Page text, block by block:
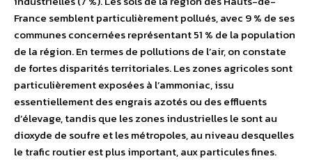
France semblent particulièrement pollués, avec 9 % de ses
communes concernées représentant 51 % de la population
de la région. En termes de pollutions de l’air, on constate
de fortes disparités territoriales. Les zones agricoles sont
particulièrement exposées à l’ammoniac, issu
essentiellement des engrais azotés ou des effluents
d’élevage, tandis que les zones industrielles le sont au
dioxyde de soufre et les métropoles, au niveau desquelles
le trafic routier est plus important, aux particules fines.